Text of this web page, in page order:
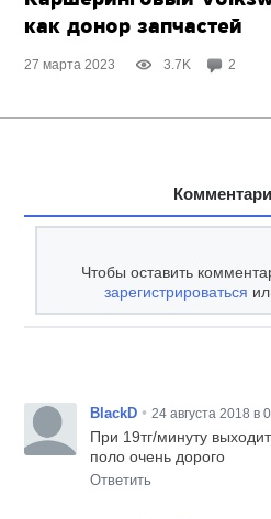
как донор запчастей
27 марта 2023 3.7K 2
Чтобы оставить
зарегистрироваться
BlackD • 24 августа 2018 в
При 19тг/минуту
поло очень дорого
Ответить